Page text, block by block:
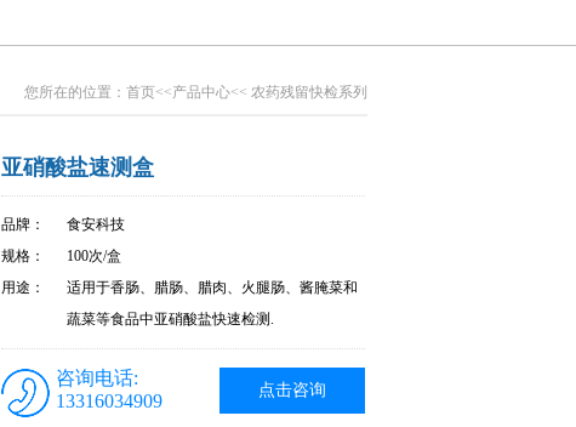
您所在的位置： 首页<<产品中心<< 农药残留快检系列
亚硝酸盐速测盒
品牌：
食安科技
规格：
100次/盒
用途：
适用于香肠、腊肠、腊肉、火腿肠、酱腌菜和
蔬菜等食品中亚硝酸盐快速检测.
点击咨询
咨询电话:
13316034909